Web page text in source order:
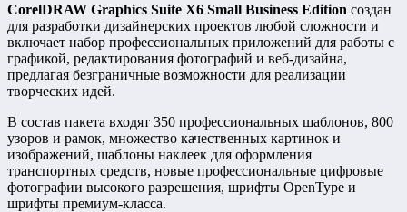
CorelDRAW Graphics Suite X6 Small Business Edition создан
для разработки дизайнерских проектов любой сложности и
включает набор профессиональных приложений для работы с
графикой, редактирования фотографий и веб-дизайна,
предлагая безграничные возможности для реализации
творческих идей.
В состав пакета входят 350 профессиональных шаблонов, 800
узоров и рамок, множество качественных картинок и
изображений, шаблоны наклеек для оформления
транспортных средств, новые профессиональные цифровые
фотографии высокого разрешения, шрифты OpenType и
шрифты премиум-класса.